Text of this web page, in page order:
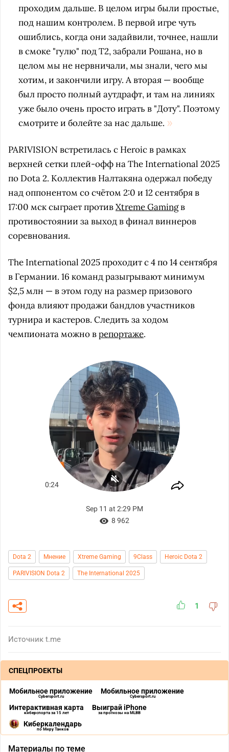
проходим дальше. В целом игры были простые,
под нашим контролем. В первой игре чуть
ошиблись, когда они задайвили, точнее, нашли
в смоке "гулю" под Т2, забрали Рошана, но в
целом мы не нервничали, мы знали, чего мы
хотим, и закончили игру. А вторая — вообще
был просто полный аутдрафт, и там на линиях
уже было очень просто играть в "Доту". Поэтому
смотрите и болейте за нас дальше.
PARIVISION встретилась с Heroic в рамках
верхней сетки плей-офф на The International 2025
по Dota 2. Коллектив Налтакяна одержал победу
над оппонентом со счётом 2:0 и 12 сентября в
17:00 мск сыграет противXtreme Gamingв
противостоянии за выход в финал виннеров
соревнования.
The International 2025 проходит с 4 по 14 сентября
в Германии. 16 команд разыгрывают минимум
$2,5 млн — в этом году на размер призового
фонда влияют продажи бандлов участников
турнира и кастеров. Следить за ходом
чемпионата можно врепортаже.
Dota 2 Мнение Xtreme Gaming 9Class Heroic Dota 2
PARIVISION Dota 2 The International 2025
1
Источник t.me
СПЕЦПРОЕКТЫ
Мобильное приложение
Cybersport.ru
Мобильное приложение
Cybersport.ru
Интерактивная карта
киберспорта за 15 лет
Выиграй iPhone
за прогнозы на MLBB
Киберкалендарь
по Миру Танков
Материалы по теме